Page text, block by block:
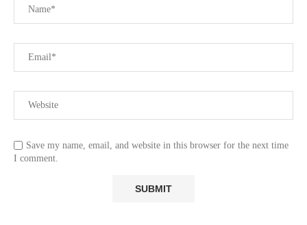
Save my name, email, and website in this browser for the next time
I comment.